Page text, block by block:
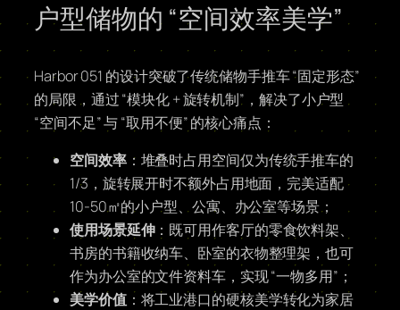
户型储物的 “空间效率美学”
Harbor 051 的设计突破了传统储物手推车 “固定形态”
的局限，通过 “模块化 + 旋转机制”，解决了小户型
“空间不足” 与 “取用不便” 的核心痛点：
空间效率：堆叠时占用空间仅为传统手推车的
1/3，旋转展开时不额外占用地面，完美适配
10-50㎡的小户型、公寓、办公室等场景；
使用场景延伸：既可用作客厅的零食饮料架、
书房的书籍收纳车、卧室的衣物整理架，也可
作为办公室的文件资料车，实现 “一物多用”；
美学价值：将工业港口的硬核美学转化为家居